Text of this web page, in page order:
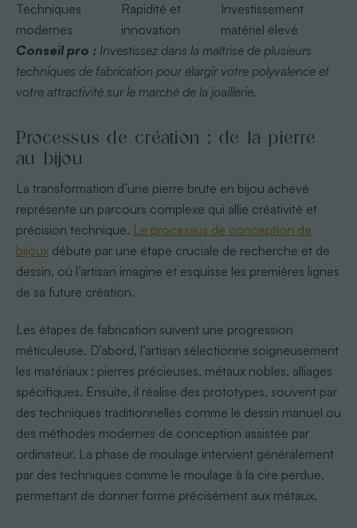
Techniques
modernes
Rapidité et
innovation
Investissement
matériel élevé
Conseil pro : Investissez dans la maîtrise de plusieurs
techniques de fabrication pour élargir votre polyvalence et
votre attractivité sur le marché de la joaillerie.
Processus de création : de la pierre
au bijou
La transformation d’une pierre brute en bijou achevé
représente un parcours complexe qui allie créativité et
précision technique. Le processus de conception de
bijouxdébute par une étape cruciale de recherche et de
dessin, où l’artisan imagine et esquisse les premières lignes
de sa future création.
Les étapes de fabrication suivent une progression
méticuleuse. D’abord, l’artisan sélectionne soigneusement
les matériaux : pierres précieuses, métaux nobles, alliages
spécifiques. Ensuite, il réalise des prototypes, souvent par
des techniques traditionnelles comme le dessin manuel ou
des méthodes modernes de conception assistée par
ordinateur. La phase de moulage intervient généralement
par des techniques comme le moulage à la cire perdue,
permettant de donner forme précisément aux métaux.